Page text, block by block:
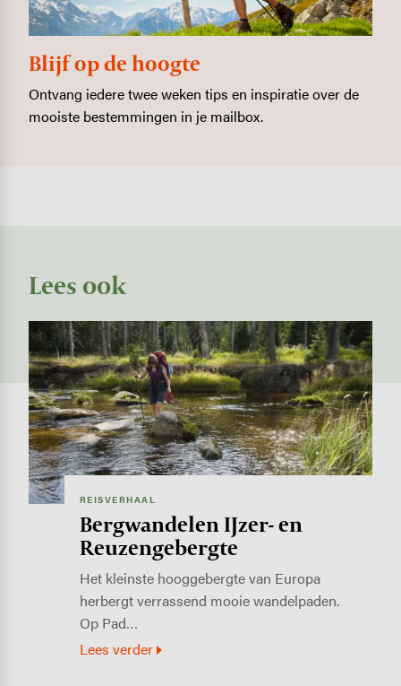
Blijf op de hoogte
Ontvang iedere twee weken tips en inspiratie over de
mooiste bestemmingen in je mailbox.
Lees ook
Image
REISVERHAAL
Bergwandelen IJzer- en
Reuzengebergte
Het kleinste hooggebergte van Europa
herbergt verrassend mooie wandelpaden.
Op Pad…
Lees verder